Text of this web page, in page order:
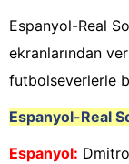
Espanyol-Real
ekranlarından
futbolseverlerle
Espanyol-Real
Espanyol: